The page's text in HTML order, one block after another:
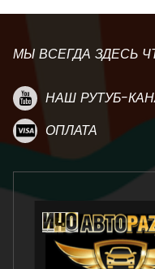
МЫ ВСЕГДА ЗДЕСЬ
НАШ РУТУБ-
ОПЛАТА